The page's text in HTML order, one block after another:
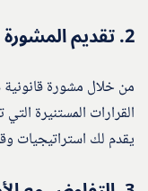
2. تقديم المشورة
من خلال مشورة
القرارات المستنيرة
يقدم لك استراتيجيات